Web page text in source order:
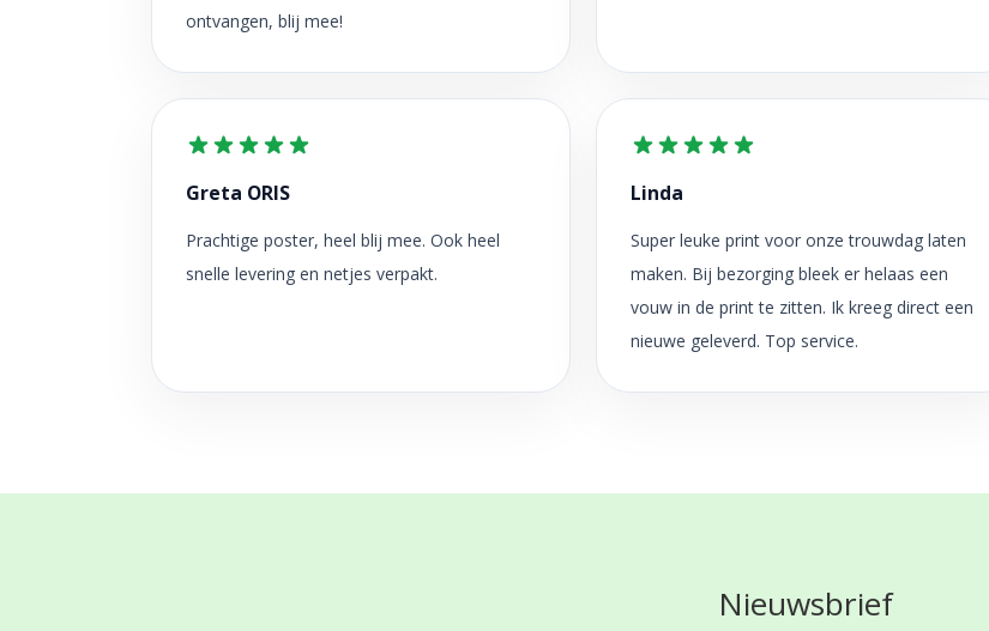
ontvangen, blij mee!
Greta ORIS
Prachtige poster, heel blij mee. Ook heel
snelle levering en netjes verpakt.
Linda
Super leuke print voor onze trouwdag laten
maken. Bij bezorging bleek er helaas een
vouw in de print te zitten. Ik kreeg direct een
nieuwe geleverd. Top service.
Nieuwsbrief